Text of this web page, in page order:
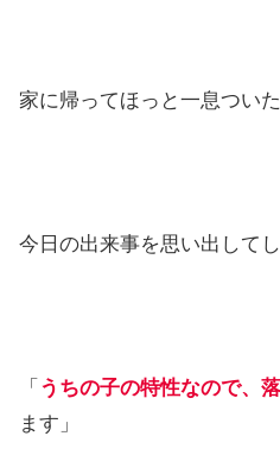
家に帰ってほっと一息ついた
今日の出来事を思い出して
「 うちの子の特性なので、
ます」